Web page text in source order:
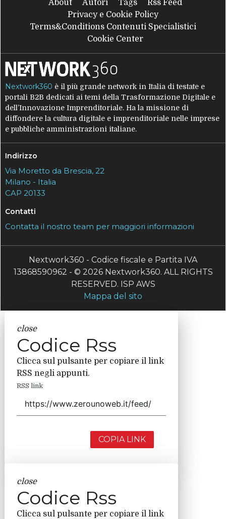
About Autori Tags
Rss Feed
Privacy e Cookie Policy
Terms&Conditions Contenuti Specialistici
Cookie Center
Nextwork360 è il più grande network in Italia di testate e
portali B2B dedicati ai temi della Trasformazione Digitale e
dell’Innovazione Imprenditoriale. Ha la missione di
diffondere la cultura digitale e imprenditoriale nelle imprese
e pubbliche amministrazioni italiane.
Indirizzo
Via Moretto da Brescia, 22
Milano - Italia
CAP 20133
Contatti
Contatta il nostro team per maggiori informazioni
Nextwork360 - Codice fiscale e Partita IVA
13868590962 - © 2026 Nextwork360. ALL RIGHTS
RESERVED. ISP AWS
Mappa del sito
close
Codice Rss
Clicca sul pulsante per copiare il link
RSS negli appunti.
RSS link
COPIA LINK
close
Codice Rss
Clicca sul pulsante per copiare il link